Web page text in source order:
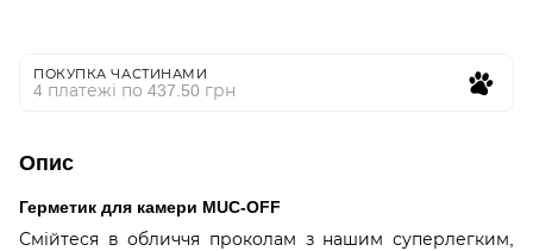
ПОКУПКА ЧАСТИНАМИ
4 платежі по 437.50 грн
Опис
Герметик для камери MUC-OFF
Смійтеся в обличчя проколам з нашим суперлегким,